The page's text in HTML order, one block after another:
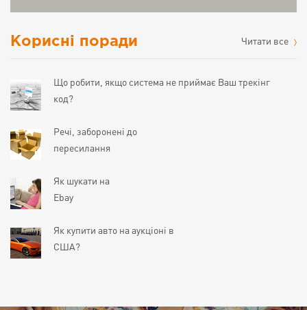
Корисні поради Читати все
Що робити, якщо система не приймає Ваш трекінг
код?
Речі, заборонені до
пересилання
Як шукати на
Ebay
Як купити авто на аукціоні в
США?